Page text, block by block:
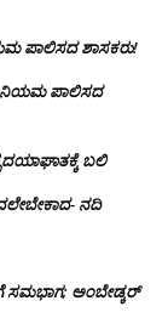
ಪಾಲಿಸದ ಶಾಸಕರು!
ನಿಯಮ ಪಾಲಿಸದ
ಬಲಿ
ನದಿ
ಸಮಭಾಗ; ಅಂಬೇಡ್ಕರ್